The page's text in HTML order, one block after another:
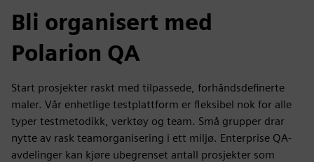
Bli organisert med
Polarion QA
Start prosjekter raskt med tilpassede, forhåndsdefinerte
maler. Vår enhetlige testplattform er fleksibel nok for alle
typer testmetodikk, verktøy og team. Små grupper drar
nytte av rask teamorganisering i ett miljø. Enterprise QA-
avdelinger kan kjøre ubegrenset antall prosjekter som